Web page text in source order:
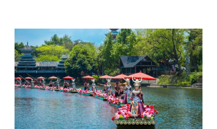
สัมผัสอารยธรรมแดนมังกรกับ “หมู่บ้าน
วัฒนธรรมจีนเซินเจิ้น”